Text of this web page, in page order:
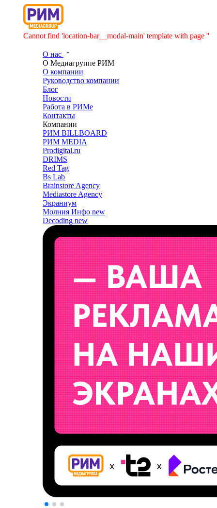
Cannot find 'location-bar__modal-main' template with page ''
О нас
О Медиагруппе РИМ
О компании
Руководство компании
Блог
Новости
Работа в РИМе
Контакты
Компании
РИМ BILLBOARD
РИМ MEDIA
Prodigital.ru
DRIMS
Red Tag
Bs Lab
Brainstore Agency
Mediastore Agency
Экраниум
Молния Инфо new
Decoding new